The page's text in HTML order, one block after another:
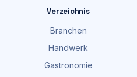
Verzeichnis
Branchen
Handwerk
Gastronomie